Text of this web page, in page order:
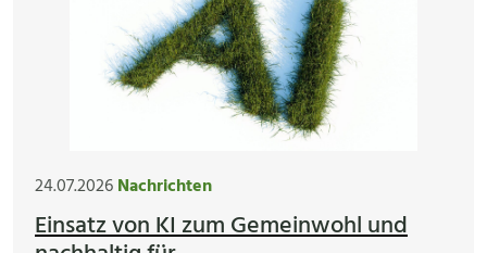
24.07.2026Nachrichten
Einsatz von KI zum Gemeinwohl und